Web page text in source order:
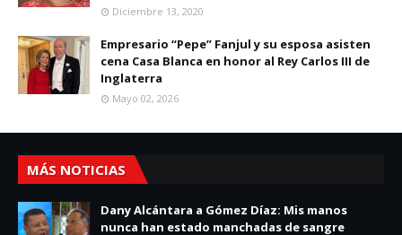
Diciembre 13, 2020
Empresario “Pepe” Fanjul y su esposa asisten
cena Casa Blanca en honor al Rey Carlos III de
Inglaterra
Mayo 02, 2026
MÁS NOTICIAS
Dany Alcántara a Gómez Díaz: Mis manos
nunca han estado manchadas de sangre